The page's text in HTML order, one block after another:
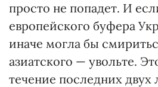
просто не попадет. И
европейского буфера
иначе могла бы
азиатского — увольте.
течение последних двух